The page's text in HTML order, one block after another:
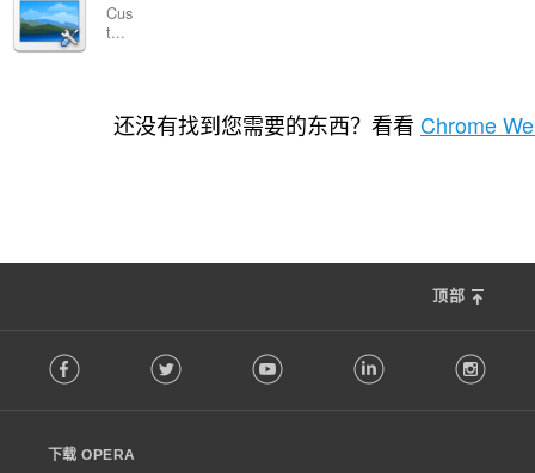
Cus
t...
还没有找到您需要的东西？看看 Chrome
顶部
o
w
Facebook Twitter Youtube LinkedIn
下载 OPERA